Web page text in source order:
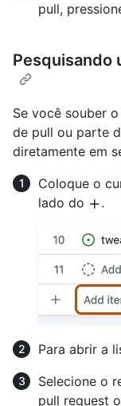
pull,
Pesquisando
Se você souber
de pull ou parte
diretamente em
Coloque o
lado do
.
Para abrir a
Selecione o
pull request